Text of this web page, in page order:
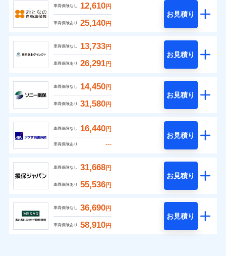
車両保険なし 12,610円
車両保険あり 25,140円
お見積り
車両保険なし 13,733円
車両保険あり 26,291円
お見積り
車両保険なし 14,450円
車両保険あり 31,580円
お見積り
車両保険なし 16,440円
車両保険あり ---
お見積り
車両保険なし 31,668円
車両保険あり 55,536円
お見積り
車両保険なし 36,690円
車両保険あり 58,910円
お見積り